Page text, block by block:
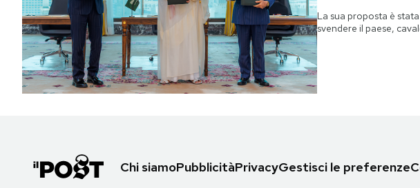
La sua proposta è
svendere il paese,
Chi siamoPubblicitàPrivacyGestisci le preferenze